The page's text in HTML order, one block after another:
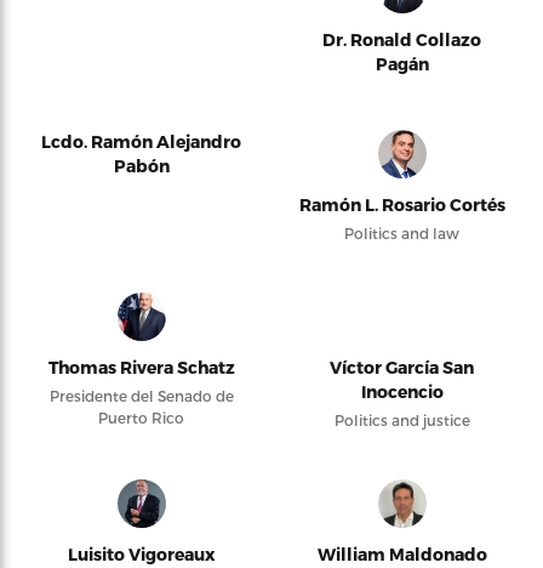
Dr. Ronald Collazo
Pagán
Lcdo. Ramón Alejandro
Pabón
Ramón L. Rosario Cortés
Politics and law
Thomas Rivera Schatz
Presidente del Senado de
Puerto Rico
Víctor García San
Inocencio
Politics and justice
Luisito Vigoreaux William Maldonado